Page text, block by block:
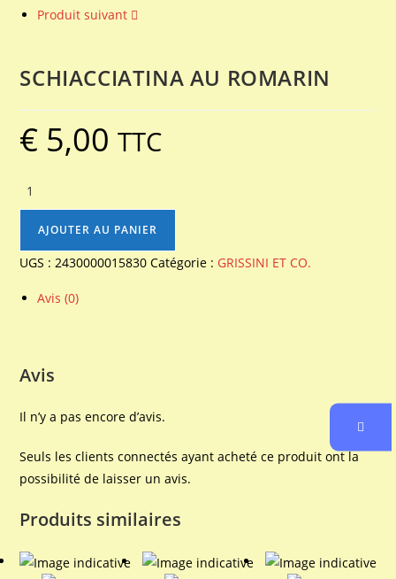
Produit suivant
SCHIACCIATINA AU ROMARIN
€ 5,00 TTC
quantité
de
SCHIACCIATINA
AU
ROMARIN
AJOUTER AU PANIER
UGS : 2430000015830 Catégorie : GRISSINI ET CO.
Avis (0)
Avis
Il n’y a pas encore d’avis.
Seuls les clients connectés ayant acheté ce produit ont la
possibilité de laisser un avis.
Produits similaires